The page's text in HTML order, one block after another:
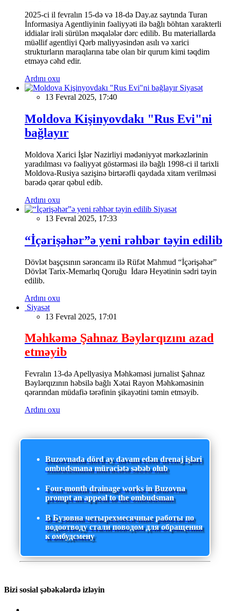
2025-ci il fevralın 15-də və 18-də Day.az saytında Turan
İnformasiya Agentliyinin fəaliyyəti ilə bağlı böhtan xarakterli
iddialar irəli sürülən məqalələr dərc edilib. Bu materiallarda
müəllif agentliyi Qərb maliyyəsindən asılı və xarici
strukturların maraqlarına tabe olan bir qurum kimi təqdim
etməyə cəhd edir.
Ardını oxu
Siyasət
13 Fevral 2025, 17:40
Moldova Kişinyovdakı "Rus Evi"ni
bağlayır
Moldova Xarici İşlər Nazirliyi mədəniyyət mərkəzlərinin
yaradılması və fəaliyyət göstərməsi ilə bağlı 1998-ci il tarixli
Moldova-Rusiya sazişinə birtərəfli qaydada xitam verilməsi
barədə qərar qəbul edib.
Ardını oxu
Siyasət
13 Fevral 2025, 17:33
“İçərişəhər”ə yeni rəhbər təyin edilib
Dövlət başçısının sərəncamı ilə Rüfət Mahmud “İçərişəhər”
Dövlət Tarix-Memarlıq Qoruğu İdarə Heyətinin sədri təyin
edilib.
Ardını oxu
Siyasət
13 Fevral 2025, 17:01
Məhkəmə Şahnaz Bəylərqızını azad
etməyib
Fevralın 13-də Apellyasiya Məhkəməsi jurnalist Şahnaz
Bəylərqızının həbsilə bağlı Xətai Rayon Məhkəməsinin
qərarından müdafiə tərəfinin şikayətini təmin etməyib.
Ardını oxu
Buzovnada dörd ay davam edən drenaj işləri
ombudsmana müraciətə səbəb olub
Four-month drainage works in Buzovna
prompt an appeal to the ombudsman
В Бузовна четырехмесячные работы по
водоотводу стали поводом для обращения
к омбудсмену
Bizi sosial şəbəkələrdə izləyin